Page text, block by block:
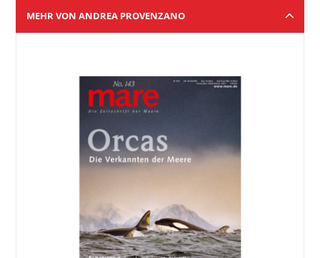
MEHR VON ANDREA PROVENZANO